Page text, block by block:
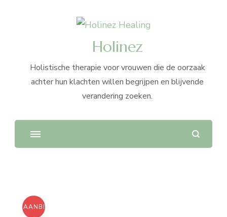
Holinez
Holistische therapie voor vrouwen die de oorzaak
achter hun klachten willen begrijpen en blijvende
verandering zoeken.
AANBIEDING!